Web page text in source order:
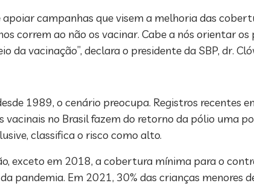
campanhas que visem a melhoria das
correm ao não os vacinar. Cabe a nós orientar
vacinação”, declara o presidente da SBP, dr.
1989, o cenário preocupa. Registros recentes
no Brasil fazem do retorno da pólio uma
classifica o risco como alto.
exceto em 2018, a cobertura mínima para o
pandemia. Em 2021, 30% das crianças menores